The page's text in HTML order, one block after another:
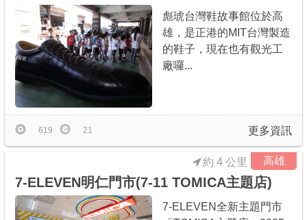
彪琥台灣鞋故事館位於高
雄，是正港的MIT台灣製造
的鞋子，現在也有觀光工
廠囉...
更多資訊
619 21
高雄
7-ELEVEN明仁門市(7-11 TOMICA主題店)
約 4 公里
7-ELEVEN全新主題門市